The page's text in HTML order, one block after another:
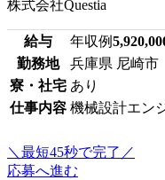
株式会社Questia
給与 年収例
勤務地
兵庫県 尼崎市
寮・社宅 あり
仕事内容 機械設計エン
＼最短45秒で完了／
応募へ進む